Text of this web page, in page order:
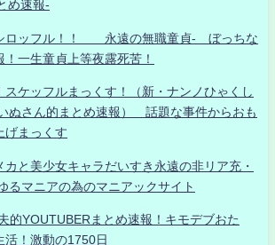
め速報-
ロッフル！！ 永遠の無職童貞- ぼっちな
！一生童貞上等夜露死苦！
スケッフルまっくす！（新・ナンノひゃくし
ぬさん的まとめ速報） 話題な事件からおも
げまっくす
カと美少女キャラだいすき永遠の非リア充・
るマニアの為のマニアックサイト
的YOUTUBERまとめ速報！キモデブおた
活！激動の1750日